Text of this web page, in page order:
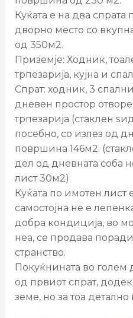
Куќата е на два спрата
дворно место со
од 350м2.
Приземје: Ходник,
трпезарија, кујна и
Спрат: ходник, 3
дневен простор
трпезарија (стаклен
посебно, со излез од
површина 146м2.
дел од дневната соба
лист 30м2)
Куќата по имотен лист
самостојна не е
добра кондиција, во
неа, се продава
странство.
Покуќнината во голем
од првиот спрат,
земе, но за тоа детално